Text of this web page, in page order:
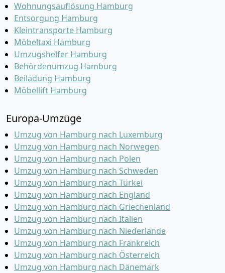
Wohnungsauflösung Hamburg
Entsorgung Hamburg
Kleintransporte Hamburg
Möbeltaxi Hamburg
Umzugshelfer Hamburg
Behördenumzug Hamburg
Beiladung Hamburg
Möbellift Hamburg
Europa-Umzüge
Umzug von Hamburg nach Luxemburg
Umzug von Hamburg nach Norwegen
Umzug von Hamburg nach Polen
Umzug von Hamburg nach Schweden
Umzug von Hamburg nach Türkei
Umzug von Hamburg nach England
Umzug von Hamburg nach Griechenland
Umzug von Hamburg nach Italien
Umzug von Hamburg nach Niederlande
Umzug von Hamburg nach Frankreich
Umzug von Hamburg nach Österreich
Umzug von Hamburg nach Dänemark